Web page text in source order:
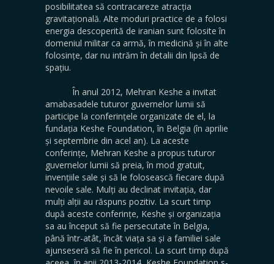
posibilitatea să contracareze atracția
gravitațională. Alte moduri practice de a folosi
energia descoperită de iranian sunt folosite în
domeniul militar ca armă, în medicină și în alte
folosințe, dar nu intrăm în detalii din lipsă de
spațiu.
În anul 2012, Mehran Keshe a invitat
amabasadele tuturor guvernelor lumii să
participe la conferințele organizate de el, la
fundația Keshe Foundation, în Belgia (în aprilie
și septembrie din acel an). La aceste
conferințe, Mehran Keshe a propus tuturor
guvernelor lumii să preia, în mod gratuit,
invențiile sale și să le folosească fiecare după
nevoile sale. Mulți au declinat invitația, dar
mulți alții au răspuns pozitiv. La scurt timp
după aceste conferințe, Keshe și organizația
sa au început să fie persecutate în Belgia,
până într-atât, încât viața sa și a familiei sale
ajunseseră să fie în pericol. La scurt timp după